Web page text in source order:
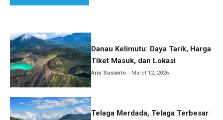
Danau Kelimutu: Daya Tarik, Harga
Tiket Masuk, dan Lokasi
Aris Susanto Maret 12, 2026
Telaga Merdada, Telaga Terbesar